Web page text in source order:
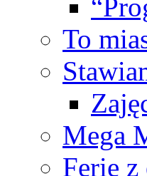
To
Mega
Ferie z